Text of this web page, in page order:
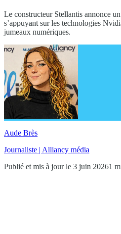
Le constructeur Stellantis annonce
s’appuyant sur les technologies
jumeaux numériques.
Aude Brès
Journaliste | Alliancy média
Publié et mis à jour le 3 juin 20261